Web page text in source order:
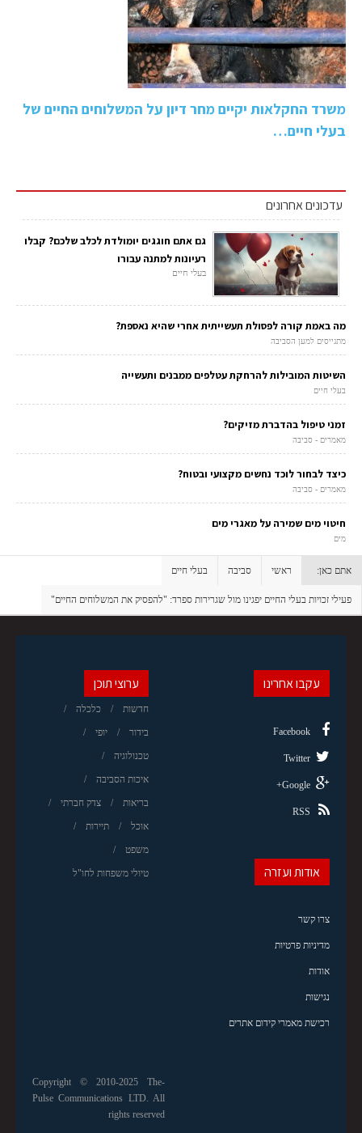
משרד החקלאות יקיים מחר דיון על המשלוחים החיים של
בעלי חיים…
עדכונים אחרונים
גם אתם חוגגים יומולדת לכלב שלכם? קבלו
רעיונות למתנה עבורו
בעלי חיים
מה באמת קורה לפסולת תעשייתית אחרי שהיא נאספת?
מתגייסים למען הסביבה
השיטות המובילות להרחקת עטלפים ממבנים ותעשייה
בעלי חיים
זמני טיפול בהדברת מזיקים?
מאמרים - סביבה
כיצד לבחור לוכד נחשים מקצועי ובטוח?
מאמרים - סביבה
חיטוי מים שמירה על מאגרי מים
מים
אתם כאן: ראשי סביבה בעלי חיים
פעילי זכויות בעלי החיים יפגינו מול שגרירות ספרד: "להפסיק את המשלוחים החיים"
ערוצי תוכן
חדשות כלכלה
בידור יופי
טכנולוגיה
איכות הסביבה
בריאות צדק חברתי
אוכל תיירות
משפט
טיולי משפחות לחו"ל
עקבו אחרינו
Facebook
Twitter
Google+
RSS
אודות ועזרה
צרו קשר
מדיניות פרטיות
אודות
נגישות
רכישת מאמרי קידום אתרים
Copyright © 2010-2025 The-
Pulse Communications LTD. All
rights reserved